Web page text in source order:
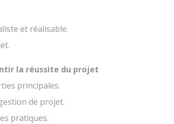
et réalisable.
la réussite du projet
principales.
de projet.
pratiques.